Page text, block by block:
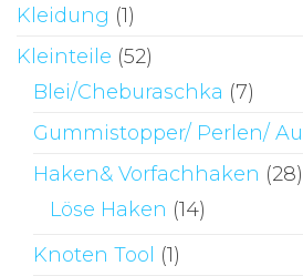
Kleidung (1)
Kleinteile (52)
Blei/Cheburaschka (7)
Gummistopper/ Perlen/
Haken& Vorfachhaken (28)
Löse Haken (14)
Knoten Tool (1)